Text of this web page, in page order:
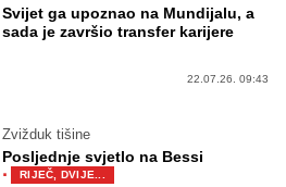
Svijet ga upoznao na Mundijalu, a
sada je završio transfer karijere
22.07.26. 09:43
Zvižduk tišine
Posljednje svjetlo na Bessi
· RIJEČ, DVIJE...